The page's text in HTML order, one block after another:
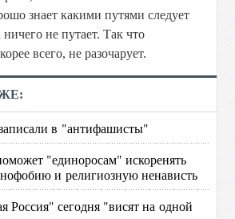
знает какими путями следует
не путает. Так что
всего, не разочарует.
в "антифашисты"
"единоросам" искоренять
и религиозную ненависть
сегодня "висят на одной